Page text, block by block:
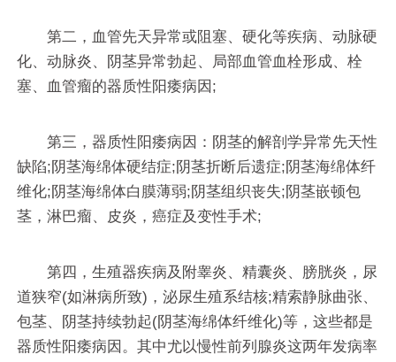
第二，血管先天异常或阻塞、硬化等疾病、动脉硬
化、动脉炎、阴茎异常勃起、局部血管血栓形成、栓
塞、血管瘤的器质性阳痿病因;
第三，器质性阳痿病因：阴茎的解剖学异常先天性
缺陷;阴茎海绵体硬结症;阴茎折断后遗症;阴茎海绵体纤
维化;阴茎海绵体白膜薄弱;阴茎组织丧失;阴茎嵌顿包
茎，淋巴瘤、皮炎，癌症及变性手术;
第四，生殖器疾病及附睾炎、精囊炎、膀胱炎，尿
道狭窄(如淋病所致)，泌尿生殖系结核;精索静脉曲张、
包茎、阴茎持续勃起(阴茎海绵体纤维化)等，这些都是
器质性阳痿病因。其中尤以慢性前列腺炎这两年发病率